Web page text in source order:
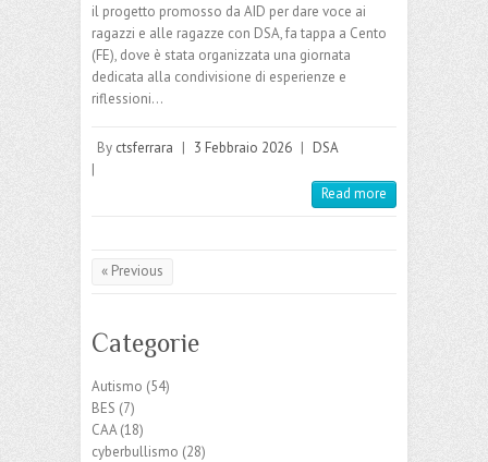
il progetto promosso da AID per dare voce ai
ragazzi e alle ragazze con DSA, fa tappa a Cento
(FE), dove è stata organizzata una giornata
dedicata alla condivisione di esperienze e
riflessioni…
By ctsferrara | 3 Febbraio 2026 | DSA
|
Read more
« Previous
Categorie
Autismo (54)
BES (7)
CAA(18)
cyberbullismo (28)